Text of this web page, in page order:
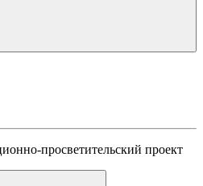
просветительский проект